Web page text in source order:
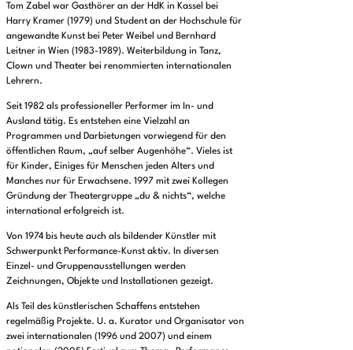
Tom Zabel war Gasthörer an der HdK in Kassel bei
Harry Kramer (1979) und Student an der Hochschule für
angewandte Kunst bei Peter Weibel und Bernhard
Leitner in Wien (1983-1989). Weiterbildung in Tanz,
Clown und Theater bei renommierten internationalen
Lehrern.
Seit 1982 als professioneller Performer im In- und
Ausland tätig. Es entstehen eine Vielzahl an
Programmen und Darbietungen vorwiegend für den
öffentlichen Raum, „auf selber Augenhöhe“. Vieles ist
für Kinder, Einiges für Menschen jeden Alters und
Manches nur für Erwachsene. 1997 mit zwei Kollegen
Gründung der Theatergruppe „du & nichts“, welche
international erfolgreich ist.
Von 1974 bis heute auch als bildender Künstler mit
Schwerpunkt Performance-Kunst aktiv. In diversen
Einzel- und Gruppenausstellungen werden
Zeichnungen, Objekte und Installationen gezeigt.
Als Teil des künstlerischen Schaffens entstehen
regelmäßig Projekte. U. a. Kurator und Organisator von
zwei internationalen (1996 und 2007) und einem